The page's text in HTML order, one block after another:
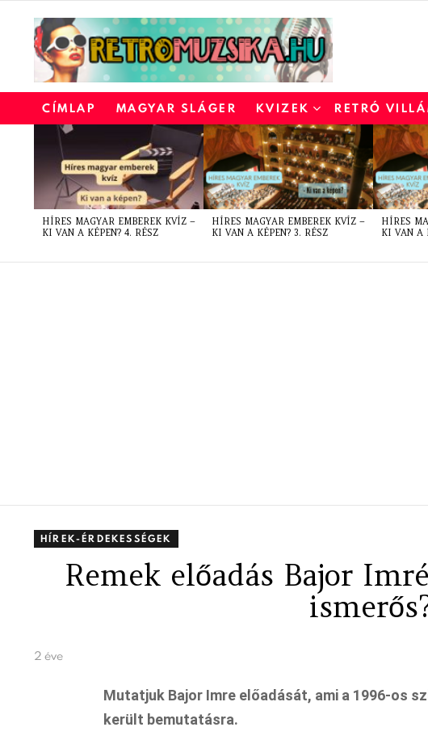
CÍMLAP MAGYAR SLÁGER KVIZEK RETRÓ
LATEST
STORIES
HÍRES MAGYAR EMBEREK KVÍZ –
KI VAN A KÉPEN? 4. RÉSZ
HÍRES MAGYAR EMBEREK KVÍZ –
KI VAN A KÉPEN? 3. RÉSZ
HÍRES
KI VAN A
HÍREK-ÉRDEKESSÉGEK
Remek előadás Bajor
2 éve
Mutatjuk Bajor Imre előadását, ami a 1996-os
került bemutatásra.